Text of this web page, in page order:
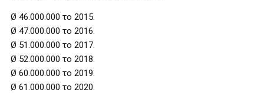
Ø 46.000.000 το 2015.
Ø 47.000.000 το 2016.
Ø 51.000.000 το 2017.
Ø 52.000.000 το 2018.
Ø 60.000.000 το 2019.
Ø 61.000.000 το 2020.